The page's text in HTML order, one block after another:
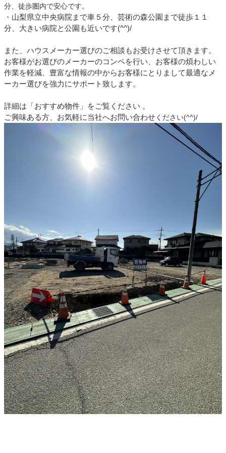
分、徒歩圏内で安心です。
・山梨県立中央病院まで車５分、芸術の森公園まで徒歩１１
分、大きい病院と公園も近いです(^^)/
また、ハウスメーカー選びのご相談もお受けさせて頂きます。
お客様がお選びのメーカーのコンペを行い、お客様の煩わしい
作業を軽減、豊富な情報の中からお客様にとりまして最適なメ
ーカー選びを強力にサポート致します。
詳細は「おすすめ物件」をご覧ください 。
ご興味ある方、お気軽に当社へお問い合わせください(^^)/